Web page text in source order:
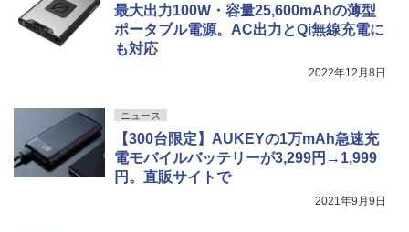
最大出力100W・容量25,600mAhの薄型
ポータブル電源。AC出力とQi無線充電に
も対応
2022年12月8日
ニュース
【300台限定】AUKEYの1万mAh急速充
電モバイルバッテリーが3,299円→1,999
円。直販サイトで
2021年9月9日